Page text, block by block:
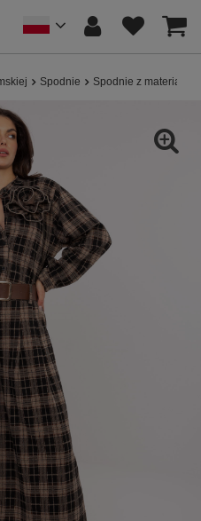
Spodnie Spodnie z materiału